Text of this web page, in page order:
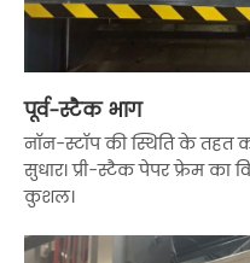
पूर्व-स्टैक भाग
नॉन-स्टॉप की स्थिति के तहत
सुधार। प्री-स्टैक पेपर फ्रेम
कुशल।